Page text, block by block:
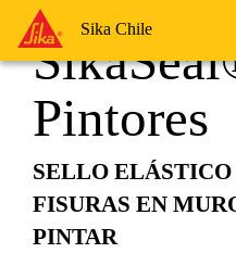
Sika Chile
Pintores
SELLO
FISURAS EN
PINTAR